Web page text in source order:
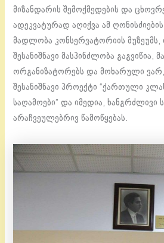
მიზანდარის შემოქმედების და
ადეკვატურად აღიქვა ამ
მადლობა კონსერვატორიის
შესანიშნავი მასპინძლობა გაგვიწია,
ორგანიზატორებს და მოხარული
შესანიშნავი პროექტი “ქართული
საღამოები” და იმედია, ხანგრძლივი
არაჩვეულებრივ წამოწყებას.